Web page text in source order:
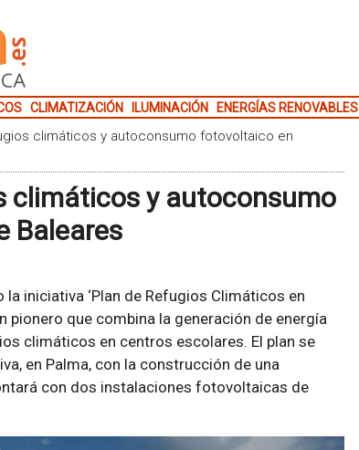
CLIMATIZACIÓN ILUMINACIÓN ENERGÍAS RENOVABLES
climáticos y autoconsumo fotovoltaico en
climáticos y autoconsumo
Baleares
la iniciativa ‘Plan de Refugios Climáticos en
pionero que combina la generación de energía
climáticos en centros escolares. El plan se
en Palma, con la construcción de una
con dos instalaciones fotovoltaicas de